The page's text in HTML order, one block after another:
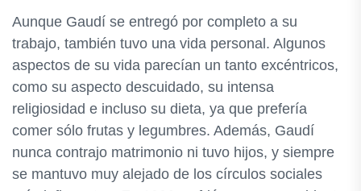
Aunque Gaudí se entregó por completo a su
trabajo, también tuvo una vida personal. Algunos
aspectos de su vida parecían un tanto excéntricos,
como su aspecto descuidado, su intensa
religiosidad e incluso su dieta, ya que prefería
comer sólo frutas y legumbres. Además, Gaudí
nunca contrajo matrimonio ni tuvo hijos, y siempre
se mantuvo muy alejado de los círculos sociales